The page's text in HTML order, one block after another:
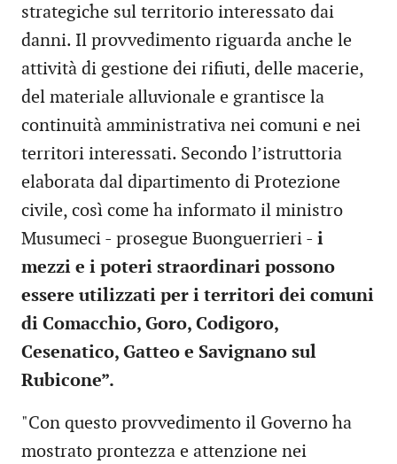
strategiche sul territorio interessato dai
danni. Il provvedimento riguarda anche le
attività di gestione dei rifiuti, delle macerie,
del materiale alluvionale e grantisce la
continuità amministrativa nei comuni e nei
territori interessati. Secondo l’istruttoria
elaborata dal dipartimento di Protezione
civile, così come ha informato il ministro
Musumeci - prosegue Buonguerrieri - i
mezzi e i poteri straordinari possono
essere utilizzati per i territori dei comuni
di Comacchio, Goro, Codigoro,
Cesenatico, Gatteo e Savignano sul
Rubicone”.
"Con questo provvedimento il Governo ha
mostrato prontezza e attenzione nei